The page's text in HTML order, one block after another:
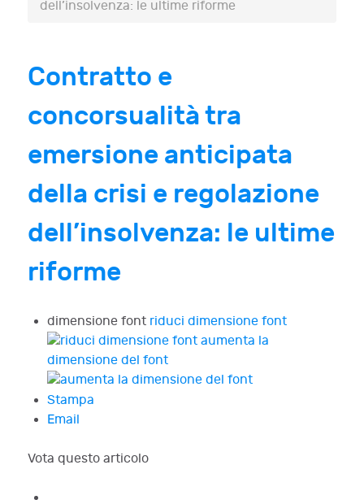
dell’insolvenza: le ultime riforme
Contratto e
concorsualità tra
emersione anticipata
della crisi e regolazione
dell’insolvenza: le ultime
riforme
dimensione font riduci dimensione font
aumenta la
dimensione del font
Stampa
Email
Vota questo articolo